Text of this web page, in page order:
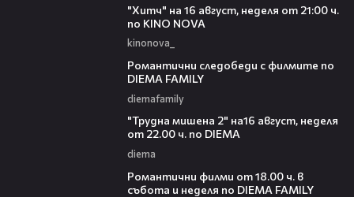
"Хитч" на 16 август, неделя от 21:00 ч.
по KINO NOVA
kinonova_
Романтични следобеди с филмите по
DIEMA FAMILY
diemafamily
"Трудна мишена 2" на16 август, неделя
от 22.00 ч. по DIEMA
diema
Романтични филми от 18.00 ч. в
събота и неделя по DIEMA FAMILY